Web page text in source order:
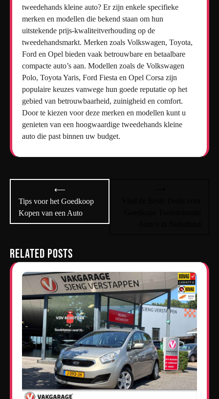
tweedehands kleine auto? Er zijn enkele specifieke
merken en modellen die bekend staan om hun
uitstekende prijs-kwaliteitverhouding op de
tweedehandsmarkt. Merken zoals Volkswagen, Toyota,
Ford en Opel bieden vaak betrouwbare en betaalbare
compacte auto’s aan. Modellen zoals de Volkswagen
Polo, Toyota Yaris, Ford Fiesta en Opel Corsa zijn
populaire keuzes vanwege hun goede reputatie op het
gebied van betrouwbaarheid, zuinigheid en comfort.
Door te kiezen voor deze merken en modellen kunt u
genieten van een hoogwaardige tweedehands kleine
auto die past binnen uw budget.
navigatie
⟵
Tips voor het Goedkoop
Kopen van een Auto
Related Posts